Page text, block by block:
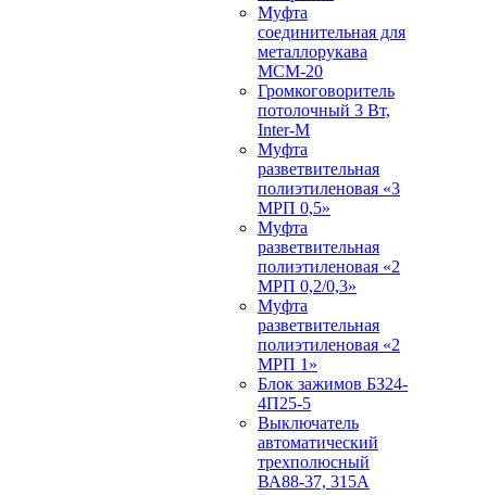
Муфта
соединительная для
металлорукава
МСМ-20
Громкоговоритель
потолочный 3 Вт,
Inter-M
Муфта
разветвительная
полиэтиленовая «3
МРП 0,5»
Муфта
разветвительная
полиэтиленовая «2
МРП 0,2/0,3»
Муфта
разветвительная
полиэтиленовая «2
МРП 1»
Блок зажимов БЗ24-
4П25-5
Выключатель
автоматический
трехполюсный
ВА88-37, 315А